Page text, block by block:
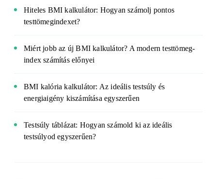
Hiteles BMI kalkulátor: Hogyan számolj pontos
testtömegindexet?
Miért jobb az új BMI kalkulátor? A modern testtömeg-
index számítás előnyei
BMI kalória kalkulátor: Az ideális testsúly és
energiaigény kiszámítása egyszerűen
Testsúly táblázat: Hogyan számold ki az ideális
testsúlyod egyszerűen?